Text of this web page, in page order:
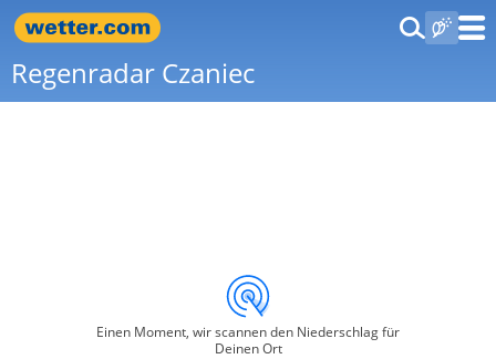
Regenradar Czaniec
Einen Moment, wir scannen den Niederschlag für
Deinen Ort